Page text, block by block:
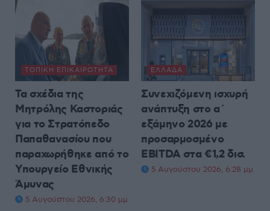
ΤΟΠΙΚΉ ΕΠΙΚΑΙΡΌΤΗΤΑ
Τα σχέδια της
Μητρόλης Καστοριάς
για το Στρατόπεδο
Παπαθανασίου που
παραχωρήθηκε από το
Υπουργείο Εθνικής
Άμυνας
5 Αυγούστου 2026, 6:30 μμ
ΕΛΛΆΔΑ
Συνεχιζόμενη ισχυρή
ανάπτυξη στο α΄
εξάμηνο 2026 με
προσαρμοσμένο
EBITDA στα €1,2 δισ.
5 Αυγούστου 2026, 6:28 μμ